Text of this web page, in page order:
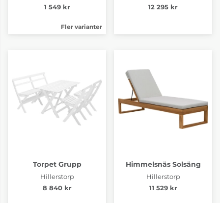
1 549 kr
Fler varianter
12 295 kr
Torpet Grupp
Hillerstorp
8 840 kr
Himmelsnäs Solsäng
Hillerstorp
11 529 kr